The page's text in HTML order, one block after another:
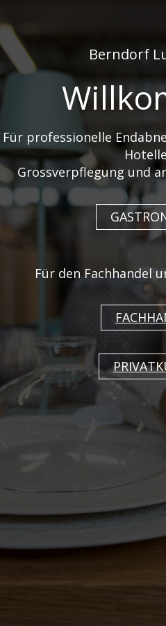
Guy Degrenne
Vivre" durch
Bereichen der
Degrenne als
Tafelkultur für
unkomplizierte
eleganten Formen und
beeindruckt und wir sind
Degrenne auch Sie
Berndorf Luzern AG
Industriestrasse 15, 6203 Sempach
E-mail
Berndorf
Für professionelle
Grossverpflegung und
Für den Fachhandel